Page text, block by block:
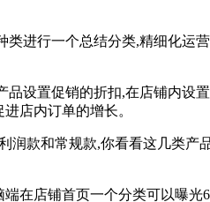
进行一个总结分类,精细化
设置促销的折扣,在店铺内
店内订单的增长。
润款和常规款,你看看这几类
在店铺首页一个分类可以曝光